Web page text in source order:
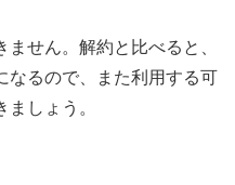
せん。解約と比べると、
なるので、また利用する可
しょう。